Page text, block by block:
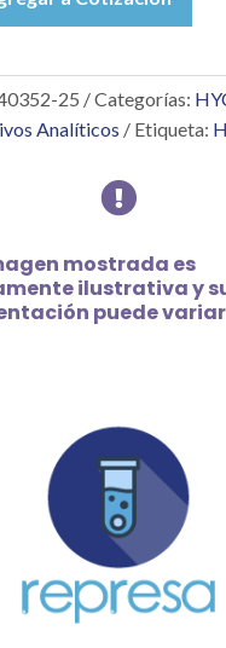
25 Categorías:
Analíticos
Etiqueta:

mostrada es
ilustrativa y
puede variar